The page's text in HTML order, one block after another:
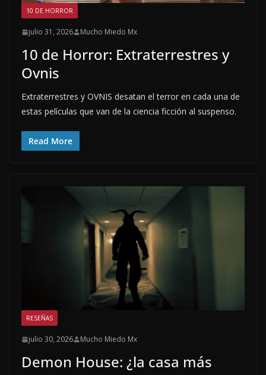
10 DE HORROR
julio 31, 2026 Mucho Miedo Mx
10 de Horror: Extraterrestres y
Ovnis
Extraterrestres y OVNIS desatan el terror en cada una de
estas películas que van de la ciencia ficción al suspenso.
Read More
RESEÑAS
julio 30, 2026 Mucho Miedo Mx
Demon House: ¿la casa más